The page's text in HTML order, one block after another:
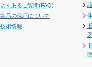
よくあるご質問(FAQ)
製品の保証について
技術情報